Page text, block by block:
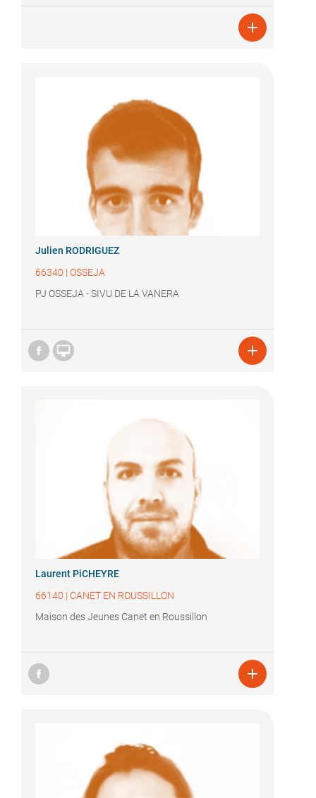

Julien RODRIGUEZ
66340 | OSSEJA
PJ OSSEJA - SIVU DE LA VANERA
 
Laurent PiCHEYRE
66140 | CANET EN ROUSSILLON
Maison des Jeunes Canet en Roussillon
